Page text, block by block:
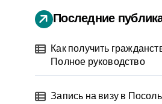
Последние
Как получить
Полное руководство
Запись на визу в